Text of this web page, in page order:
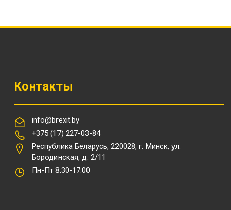
Контакты
info@brexit.by
+375 (17) 227-03-84
Республика Беларусь, 220028, г. Минск, ул.
Бородинская, д. 2/11
Пн-Пт 8:30-17:00